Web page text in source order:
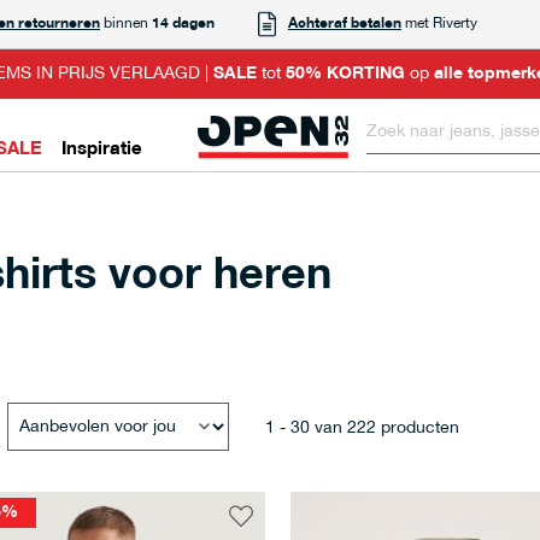
retourneren binnen 14 dagen Achteraf betalenmet Riverty
IN PRIJS VERLAAGD | SALE tot 50% KORTING op alle
Inspiratie
voor heren
1 - 30 van 222 producten
Voeg